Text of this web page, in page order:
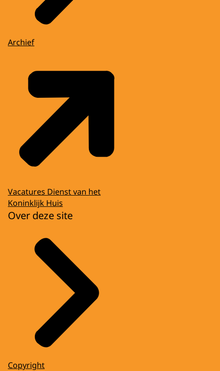
Archief
Vacatures Dienst van het
Koninklijk Huis
Over deze site
Copyright